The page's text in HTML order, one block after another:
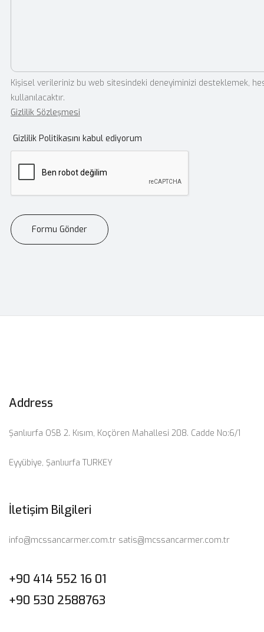
Kişisel verileriniz bu web sitesindeki deneyiminizi desteklemek,
kullanılacaktır.
Gizlilik Sözleşmesi
Gizlilik Politikasını kabul ediyorum
Formu Gönder
Address
Şanlıurfa OSB 2. Kısım, Koçören Mahallesi 208. Cadde No:6/1
Eyyübiye, Şanlıurfa TURKEY
İletişim Bilgileri
info@mcssancarmer.com.tr satis@mcssancarmer.com.tr
+90 414 552 16 01
+90 530 2588763